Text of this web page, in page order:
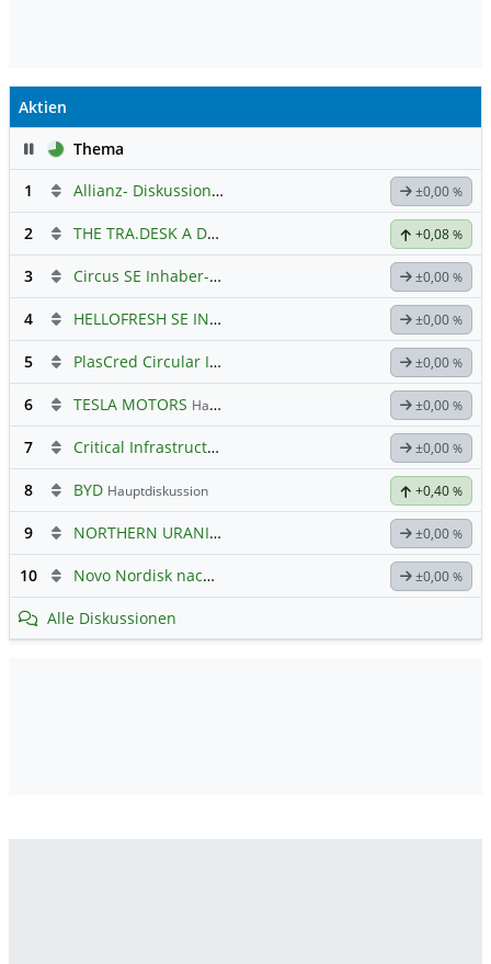
Aktien
PauseThema
1
Allianz- Diskussion mit derminator ±0,00 %
2 THE TRA.DESK A DL-,000001 +0,08 %
3 Circus SE Inhaber-Akt ±0,00 %
4 HELLOFRESH SE INH O.N. ±0,00 %
5 PlasCred Circular Innovations ±0,00 %
6 TESLA MOTORS Hauptdiskussion ±0,00 %
7 Critical Infrastructure Technologies Hauptdiskussion
±0,00 %
8 BYD Hauptdiskussion +0,40 %
9 NORTHERN URANIUM ±0,00 %
10 Novo Nordisk nach Split ±0,00 %
Alle Diskussionen